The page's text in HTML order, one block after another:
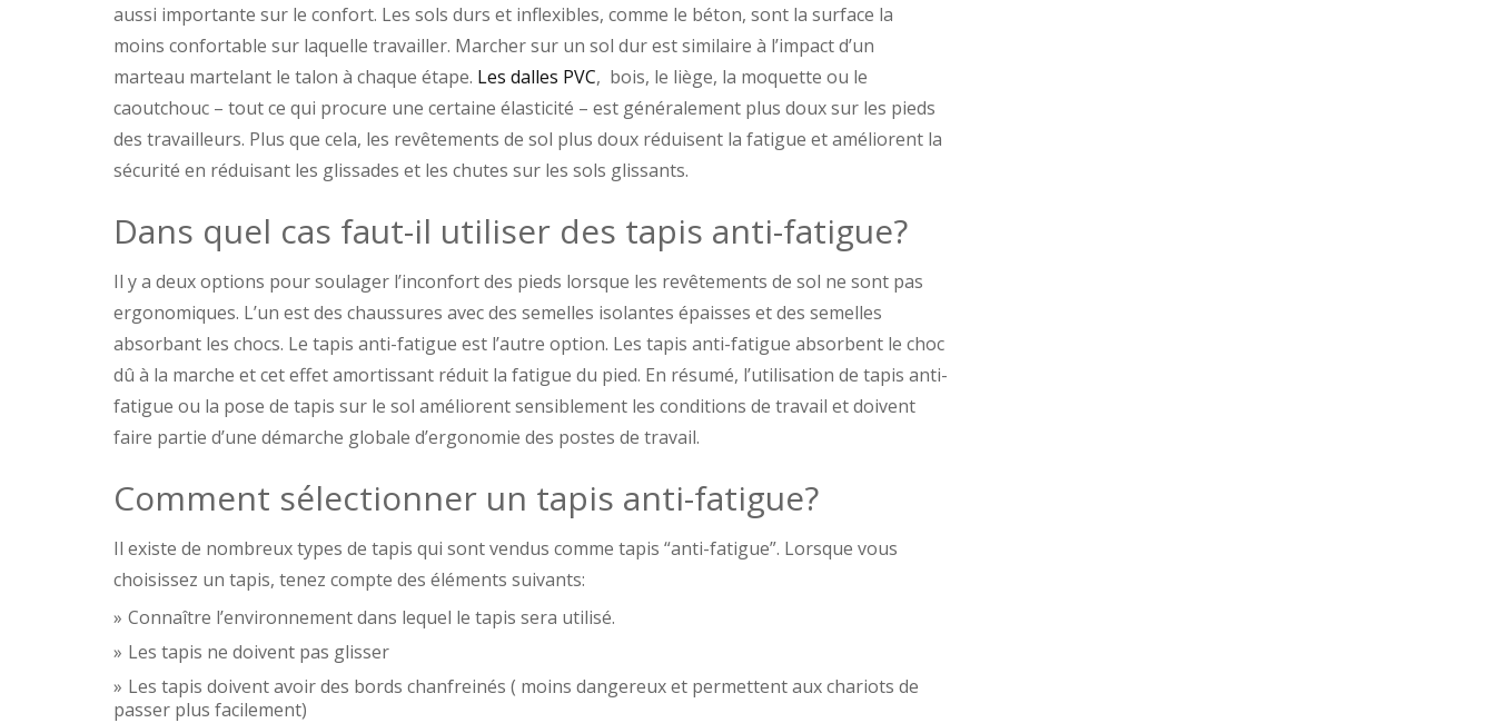
aussi importante sur le confort. Les sols durs et inflexibles, comme le béton, sont la surface la
moins confortable sur laquelle travailler. Marcher sur un sol dur est similaire à l’impact d’un
marteau martelant le talon à chaque étape. Les dalles PVC, bois, le liège, la moquette ou le
caoutchouc – tout ce qui procure une certaine élasticité – est généralement plus doux sur les pieds
des travailleurs. Plus que cela, les revêtements de sol plus doux réduisent la fatigue et améliorent la
sécurité en réduisant les glissades et les chutes sur les sols glissants.
Dans quel cas faut-il utiliser des tapis anti-fatigue?
Il y a deux options pour soulager l’inconfort des pieds lorsque les revêtements de sol ne sont pas
ergonomiques. L’un est des chaussures avec des semelles isolantes épaisses et des semelles
absorbant les chocs. Le tapis anti-fatigue est l’autre option. Les tapis anti-fatigue absorbent le choc
dû à la marche et cet effet amortissant réduit la fatigue du pied. En résumé, l’utilisation de tapis anti-
fatigue ou la pose de tapis sur le sol améliorent sensiblement les conditions de travail et doivent
faire partie d’une démarche globale d’ergonomie des postes de travail.
Comment sélectionner un tapis anti-fatigue?
Il existe de nombreux types de tapis qui sont vendus comme tapis “anti-fatigue”. Lorsque vous
choisissez un tapis, tenez compte des éléments suivants:
Connaître l’environnement dans lequel le tapis sera utilisé.
Les tapis ne doivent pas glisser
Les tapis doivent avoir des bords chanfreinés ( moins dangereux et permettent aux chariots de
passer plus facilement)